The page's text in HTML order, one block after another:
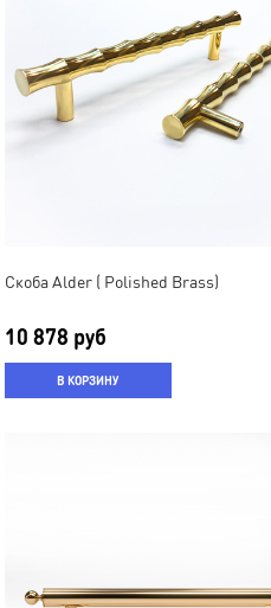
Скоба Alder ( Polished Brass)
10 878 руб
В КОРЗИНУ